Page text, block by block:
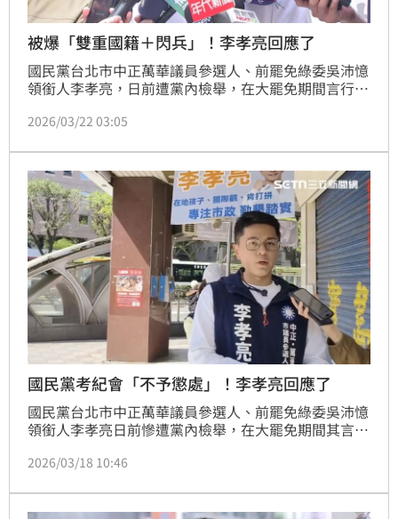
被爆「雙重國籍＋閃兵」！李孝亮回應了
國民黨台北市中正萬華議員參選人、前罷免綠委吳沛憶
領銜人李孝亮，日前遭黨內檢舉，在大罷免期間言行嚴
台北市黨部日前召開紀律委員會，最後決議不予懲處。
重國籍，且涉及兵役問題。對此，李孝亮回應，自己所
有行為都合法，也沒有造假，後續該怎麼做、該負擔什
麼責任，都會去做。
2026/03/22 03:05
國民黨考紀會「不予懲處」！李孝亮回應了
國民黨台北市中正萬華議員參選人、前罷免綠委吳沛憶
領銜人李孝亮日前慘遭黨內檢舉，在大罷免期間其言行
格。台北市黨部昨日召開紀律委員會，考紀委員認為，
有確定傷害，因此不予懲處。針對結果，李孝亮今（18
2026/03/18 10:46